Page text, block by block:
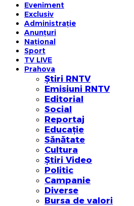
Eveniment
Exclusiv
Administrație
Anunțuri
Național
Sport
TV LIVE
Prahova
Știri RNTV
Emisiuni RNTV
Editorial
Social
Reportaj
Educație
Sănătate
Cultura
Știri Video
Politic
Campanie
Diverse
Bursa de valori